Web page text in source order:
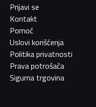
Prijavi se
Kontakt
Pomoć
Uslovi korišćenja
Politika privatnosti
Prava potrošača
Sigurna trgovina